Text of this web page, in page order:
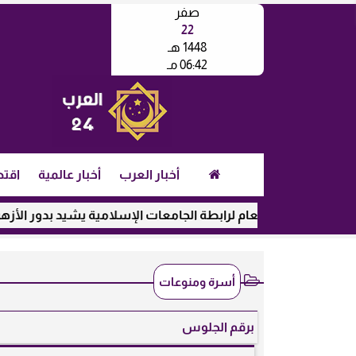
صفر
22
1448 هـ
06:42 مـ
أخبار العرب أخبار عالمية
العام لرابطة الجامعات الإسلامية يشيد بدور الأزهر في
أسرة ومنوعات
برقم الجلوس